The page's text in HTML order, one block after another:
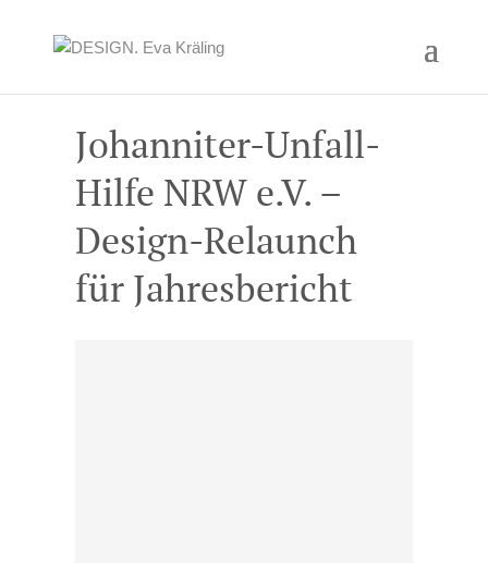
Johanniter-Unfall-
Hilfe NRW e.V. –
Design-Relaunch
für Jahresbericht